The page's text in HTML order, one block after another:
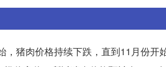
猪肉价格持续下跌，直到11月份开